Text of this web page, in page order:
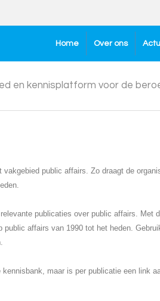
Home Over ons
en kennisplatform voor de
public affairs. Zo draagt de
publicaties over public affairs. Met
affairs van 1990 tot het heden.
maar is per publicatie een link